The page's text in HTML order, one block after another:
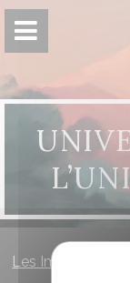
Les Imaginales
Panneau de